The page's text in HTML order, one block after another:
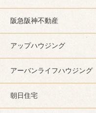
阪急阪神不動産
アップハウジング
アーバンライフハウジング
朝日住宅